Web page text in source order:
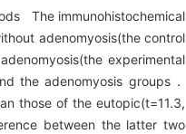
The immunohistochemical
adenomyosis(the control
experimental
the adenomyosis groups．
those of the eutopic(t=11.3,
between the latter two